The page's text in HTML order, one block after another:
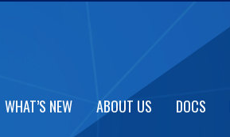
WHAT’S NEW ABOUT US DOCS